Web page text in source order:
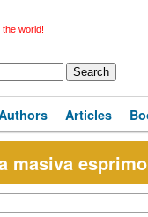
world!
Articles
masiva